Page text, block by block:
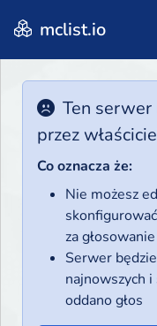
mclist.io
Ten
przez
Co oznacza że:
Nie możesz
za
Serwer
najnowszych
oddano głos